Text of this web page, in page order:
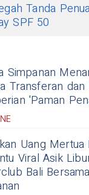
Tanda
SPF 50
Simpanan
Transferan
'Paman
Uang Mertua
Viral Asik
Bali